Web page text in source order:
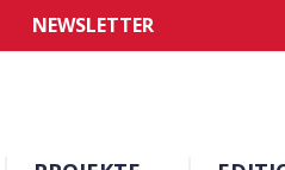
NEWSLETTER